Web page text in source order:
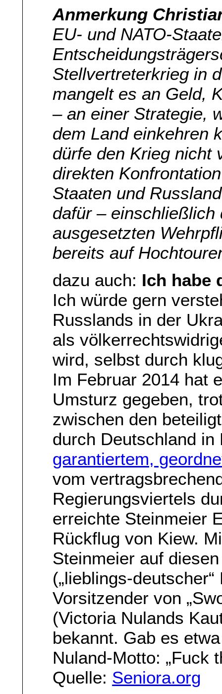
Anmerkung
EU- und NATO-
Stellvertreterkrieg in
mangelt es an Geld,
– an einer Strategie,
dem Land einkehren
dürfe den Krieg nicht
direkten
Staaten und
dafür – einschließlich
ausgesetzten
bereits auf
dazu auch: Ich habe
Ich würde gern
Russlands in der
als
wird, selbst durch
Im Februar 2014 hat
Umsturz gegeben,
zwischen den
durch Deutschland
garantiertem,
vom
Regierungsviertels
erreichte Steinmeier
Rückflug von Kiew.
Steinmeier auf
(„lieblings-
Vorsitzender von
(Victoria Nulands
bekannt. Gab es
Nuland-Motto: „Fuck
Quelle: Seniora.org